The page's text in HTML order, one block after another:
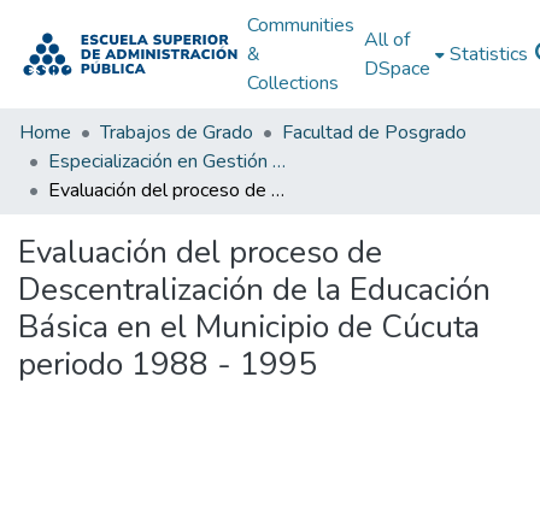
Communities
&
Collections
All of
DSpace
Statistics
Home Trabajos de Grado
Facultad de Posgrado
Especialización en Gestión Pública
Evaluación del proceso de Descentralización de la Educación Básica en el Municipio de Cúcuta periodo 1988 - 1995
Evaluación del proceso de
Descentralización de la Educación
Básica en el Municipio de Cúcuta
periodo 1988 - 1995